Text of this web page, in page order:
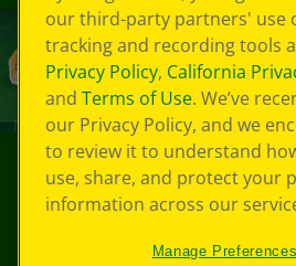
© 2026 Crayola® Todos
Sus opciones de
our third-party partners' use
tracking and recording tools
Privacy Policy, California
and Terms of Use. We’ve
our Privacy Policy, and we
to review it to understand
use, share, and protect your
information across our
Manage Preferences